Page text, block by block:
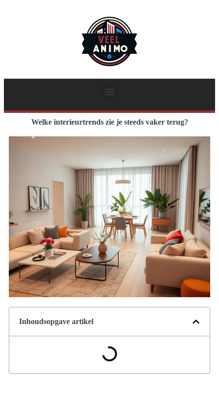
Welke interieurtrends zie je steeds vaker terug?
Inhoudsopgave artikel